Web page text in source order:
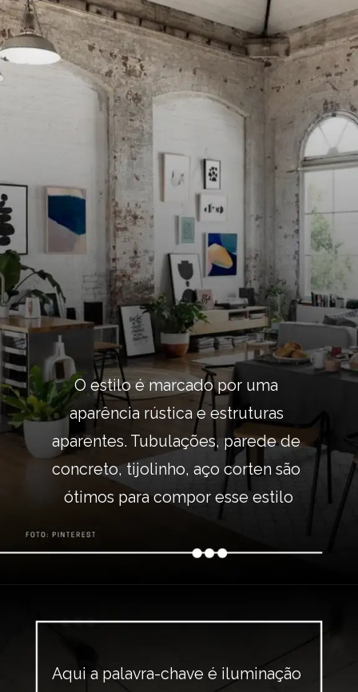
O estilo é marcado por uma
aparência rústica e estruturas
aparentes. Tubulações, parede de
concreto, tijolinho, aço corten são
ótimos para compor esse estilo
Aqui a palavra-chave é iluminação